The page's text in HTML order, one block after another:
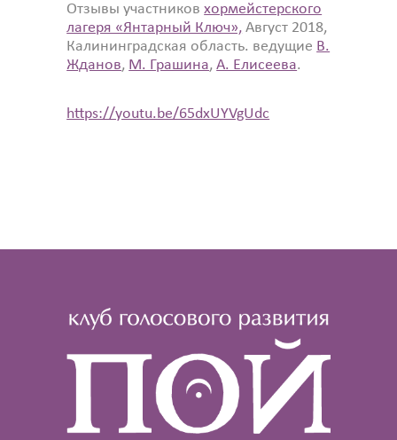
Отзывы участниковхормейстерского
лагеря «Янтарный Ключ», Август 2018,
Калининградская область. ведущие В.
Жданов, М. Грашина,А. Елисеева.
https://youtu.be/65dxUYVgUdc